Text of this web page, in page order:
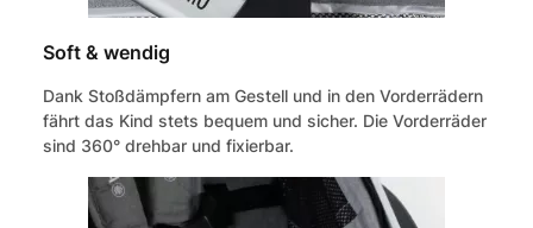
Soft & wendig
Dank Stoßdämpfern am Gestell und in den Vorderrädern
fährt das Kind stets bequem und sicher. Die Vorderräder
sind 360° drehbar und fixierbar.